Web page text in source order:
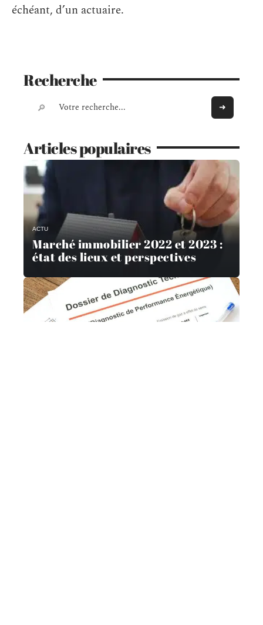
échéant, d’un actuaire.
Recherche
Articles populaires
ACTU
Marché immobilier 2022 et 2023 :
état des lieux et perspectives